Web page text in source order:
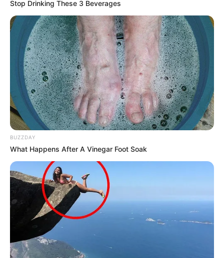
Stop Drinking These 3 Beverages
BUZZDAY
What Happens After A Vinegar Foot Soak